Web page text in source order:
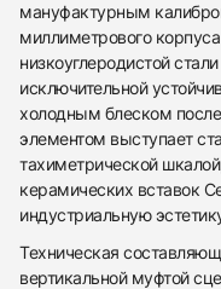
мануфактурным
миллиметрового
низкоуглеродистой
исключительной
холодным блеском
элементом выступает
тахиметрической
керамических вставок
индустриальную
Техническая
вертикальной муфтой